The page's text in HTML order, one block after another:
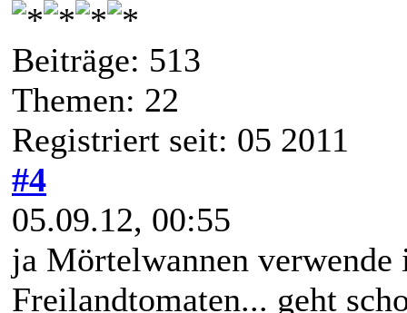
Beiträge: 513
Themen: 22
Registriert seit: 05 2011
#4
05.09.12, 00:55
ja Mörtelwannen
Freilandtomaten... geht